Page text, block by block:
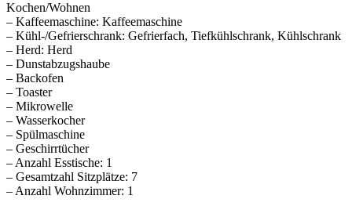
Kochen/Wohnen
– Kaffeemaschine: Kaffeemaschine
– Kühl-/Gefrierschrank: Gefrierfach, Tiefkühlschrank, Kühlschrank
– Herd: Herd
– Dunstabzugshaube
– Backofen
– Toaster
– Mikrowelle
– Wasserkocher
– Spülmaschine
– Geschirrtücher
– Anzahl Esstische: 1
– Gesamtzahl Sitzplätze: 7
– Anzahl Wohnzimmer: 1